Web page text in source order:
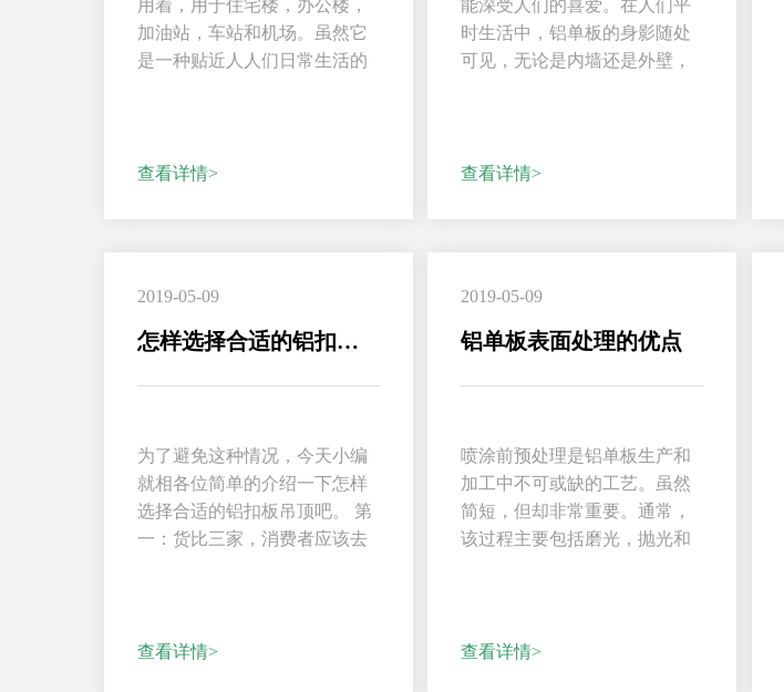
用着，用于住宅楼，办公楼，
加油站，车站和机场。虽然它
是一种贴近人人们日常生活的
查看详情>
能深受人们的喜爱。在人们平
时生活中，铝单板的身影随处
可见，无论是内墙还是外壁，
查看详情>
2019-05-09
怎样选择合适的铝扣板吊顶？
为了避免这种情况，今天小编
就相各位简单的介绍一下怎样
选择合适的铝扣板吊顶吧。 第
一：货比三家，消费者应该去
查看详情>
2019-05-09
铝单板表面处理的优点
喷涂前预处理是铝单板生产和
加工中不可或缺的工艺。虽然
简短，但却非常重要。通常，
该过程主要包括磨光，抛光和
查看详情>